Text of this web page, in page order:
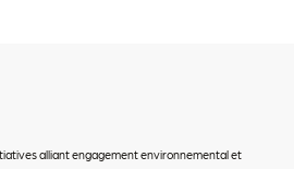
alliant engagement environnemental et